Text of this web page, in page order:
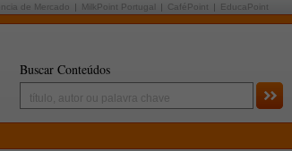
de Mercado MilkPoint Portugal CaféPoint EducaPoint
Buscar Conteúdos